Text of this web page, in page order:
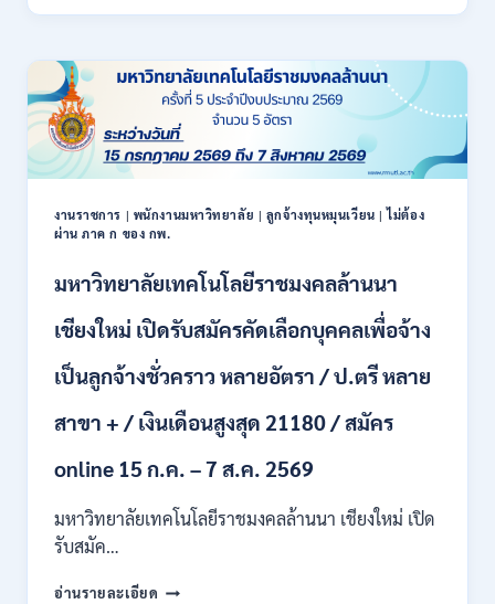
สมัคร
17
–
28
สิงหาคม
2569
จังหวัด
กรม
ส่ง
เสริม
สหกรณ์
เปิด
รับ
พนักงาน
ราชการ
ปวท.
ป.ตรี
สาขา
/
เงิน
เดือน
/
ต้อง
ก
งานราชการ | พนักงานมหาวิทยาลัย | ลูกจ้างทุนหมุนเวียน |ไม่ต้อง
ผ่าน ภาค ก ของ กพ.
มหาวิทยาลัยเทคโนโลยีราชมงคลล้านนา
เชียงใหม่ เปิดรับสมัครคัดเลือกบุคคลเพื่อจ้าง
เป็นลูกจ้างชั่วคราว หลายอัตรา / ป.ตรี หลาย
สาขา + / เงินเดือนสูงสุด 21180 / สมัคร
online 15 ก.ค. – 7 ส.ค. 2569
มหาวิทยาลัยเทคโนโลยีราชมงคลล้านนา เชียงใหม่ เปิด
รับสมัค…
อ่านรายละเอียด มหาวิทยาลัย